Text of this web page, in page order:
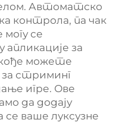
Автоматско
контрола, па чак
се
за
можете
стриминг
игре. Ове
да додају
се ваше луксузне